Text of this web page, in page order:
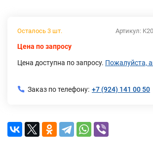
Артикул:
Осталось 3 шт.
Цена по запросу
Цена доступна по запросу. Пожалуйста,
Заказ по телефону: +7 (924) 141 00 50